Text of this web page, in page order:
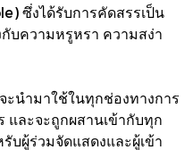
ซึ่งได้รับการคัดสรรเป็น
บความหรูหรา ความสง่า
นำมาใช้ในทุกช่องทางการ
และจะถูกผสานเข้ากับทุก
ผู้ร่วมจัดแสดงและผู้เข้า